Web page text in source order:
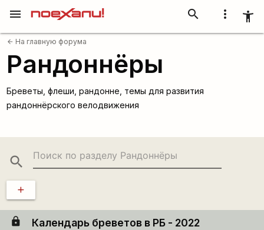
more_vert accessibility_new
search
menu
arrow_back На главную форума
Рандоннёры
Бреветы, флеши, рандонне, темы для развития
рандоннёрского велодвижения
search
add
lock Календарь бреветов в РБ - 2022